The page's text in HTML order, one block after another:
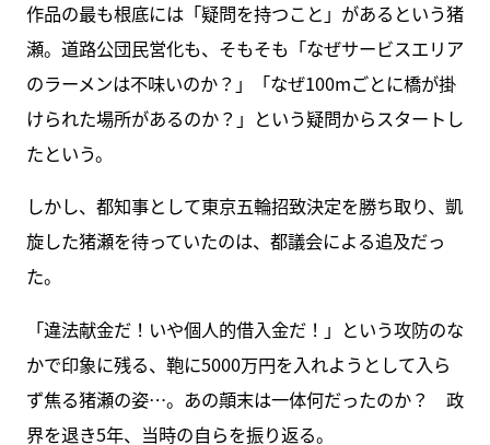
作品の最も根底には「疑問を持つこと」があるという猪
瀬。道路公団民営化も、そもそも「なぜサービスエリア
のラーメンは不味いのか？」「なぜ100mごとに橋が掛
けられた場所があるのか？」という疑問からスタートし
たという。
しかし、都知事として東京五輪招致決定を勝ち取り、凱
旋した猪瀬を待っていたのは、都議会による追及だっ
た。
「違法献金だ！いや個人的借入金だ！」という攻防のな
かで印象に残る、鞄に5000万円を入れようとして入ら
ず焦る猪瀬の姿…。あの顛末は一体何だったのか？ 政
界を退き5年、当時の自らを振り返る。